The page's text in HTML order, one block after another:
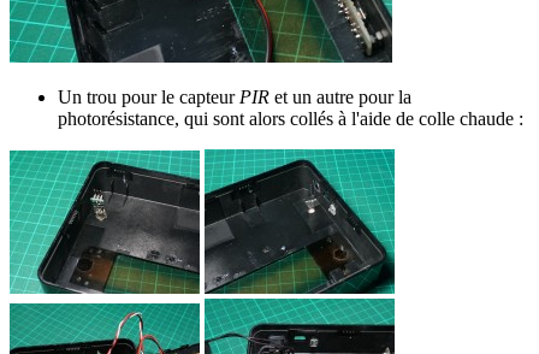
Un trou pour le capteur PIR et un autre pour la
photorésistance, qui sont alors collés à l'aide de colle chaude :